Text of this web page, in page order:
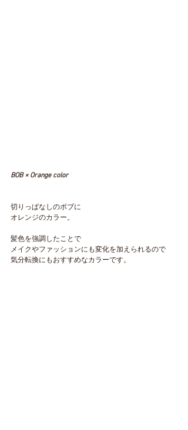
BOB × Orange color
切りっぱなしのボブに
オレンジのカラー。
髪色を強調したことで
メイクやファッションにも変化を加えられるので
気分転換にもおすすめなカラーです。